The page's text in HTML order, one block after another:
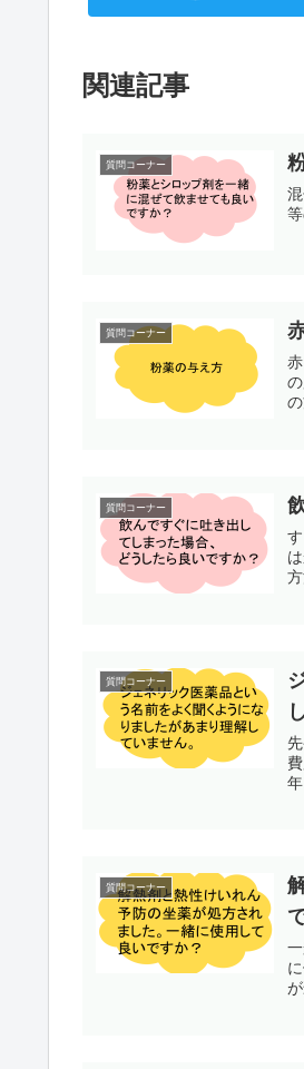
関連記事
質問コーナー
質問コーナー
質問コーナー
質問コーナー
質問コーナー